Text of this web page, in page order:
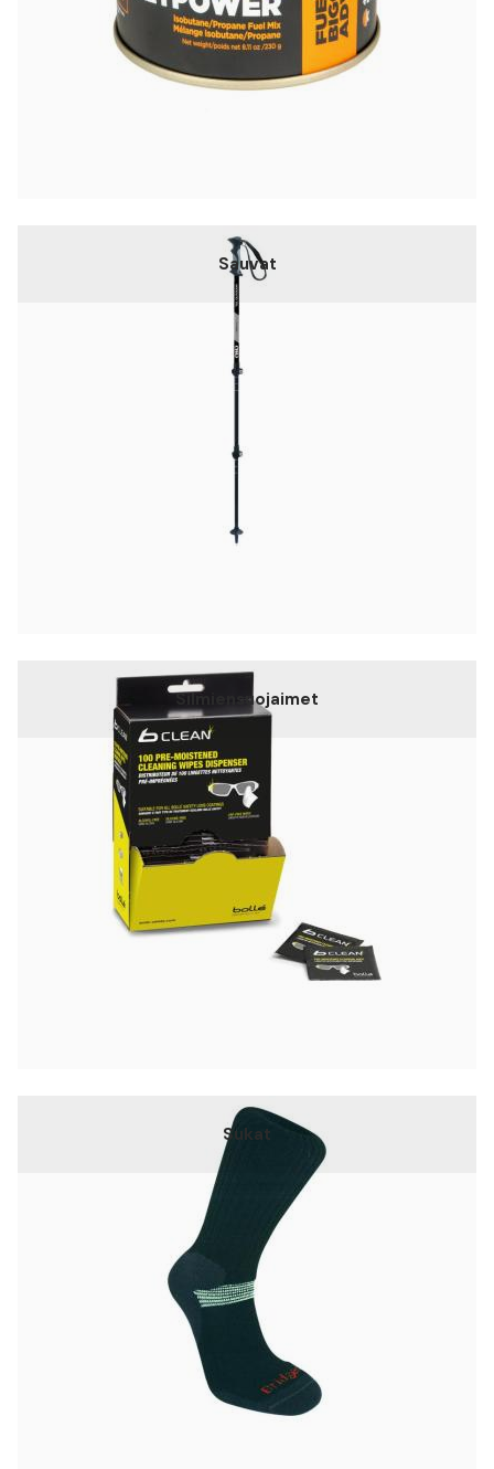
Sauvat
Silmiensuojaimet
Sukat